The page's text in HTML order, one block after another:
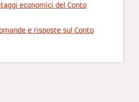
economici del Conto
e risposte sul Conto